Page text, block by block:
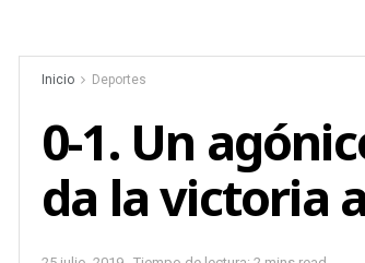
Inicio Deportes
0-1. Un
da la victoria